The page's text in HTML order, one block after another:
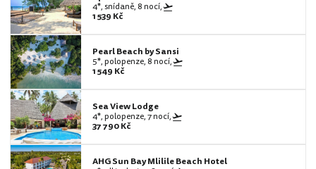
4*, snídaně, 8 nocí,
1 539 Kč
Pearl Beach by Sansi
5*, polopenze, 8 nocí,
1 549 Kč
Sea View Lodge
4*, polopenze, 7 nocí,
37 790 Kč
AHG Sun Bay Mlilile Beach Hotel